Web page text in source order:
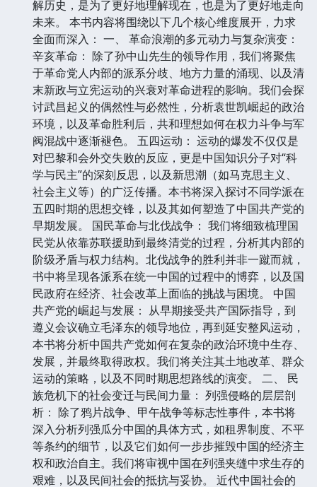
解历史，是为了更好地理解现在，也是为了更好地走向
未来。 本书内容将围绕以下几个核心维度展开，力求
全面而深入： 一、 革命浪潮的多元动力与复杂演变：
辛亥革命： 除了孙中山先生的领导作用，我们将聚焦
于革命党人内部的派系分歧、地方力量的涌现、以及清
末新政与立宪运动的兴衰对革命进程的影响。我们会探
讨武昌起义的偶然性与必然性，分析袁世凯崛起的政治
环境，以及革命胜利后，共和理想如何在权力斗争与军
阀混战中逐渐褪色。 五四运动： 运动的爆发不仅仅是
对巴黎和会外交失败的反应，更是中国知识分子对“科
学与民主”的深刻反思，以及新思潮（如马克思主义、
社会主义等）的广泛传播。本书将深入探讨不同学派在
五四时期的思想交锋，以及其如何塑造了中国共产党的
早期发展。 国民革命与北伐战争： 我们将细致梳理国
民党从依靠苏联援助到最终清党的过程，分析其内部的
阶级矛盾与权力结构。北伐战争的胜利并非一蹴而就，
书中将呈现各派系在统一中国的过程中的博弈，以及国
民政府在经济、社会改革上面临的挑战与困境。 中国
共产党的崛起与发展： 从早期接受共产国际指导，到
遵义会议确立毛泽东的领导地位，再到延安整风运动，
本书将分析中国共产党如何在复杂的政治环境中生存、
发展，并最终取得政权。我们将关注其土地改革、群众
运动的策略，以及不同时期思想路线的演变。 二、 民
族危机下的社会变迁与民间力量： 列强侵略的层层剖
析： 除了鸦片战争、甲午战争等标志性事件，本书将
深入分析列强瓜分中国的具体方式，如租界制度、不平
等条约的细节，以及它们如何一步步摧毁中国的经济主
权和政治自主。我们将审视中国在列强夹缝中求生存的
艰难，以及民间社会的抵抗与妥协。 近代中国社会的